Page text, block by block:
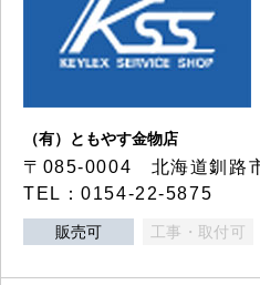
（有）ともやす金物店
〒085-0004 北海道釧路
TEL：0154-22-5875
販売可 工事・取付可